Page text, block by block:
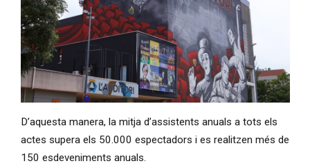
D’aquesta manera, la mitja d’assistents anuals a tots els
actes supera els 50.000 espectadors i es realitzen més de
150 esdeveniments anuals.